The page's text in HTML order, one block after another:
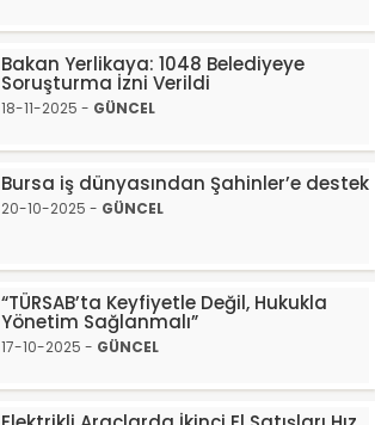
Bakan Yerlikaya: 1048 Belediyeye
Soruşturma İzni Verildi
18-11-2025 - GÜNCEL
Bursa iş dünyasından Şahinler’e destek
20-10-2025 - GÜNCEL
“TÜRSAB’ta Keyfiyetle Değil, Hukukla
Yönetim Sağlanmalı”
17-10-2025 - GÜNCEL